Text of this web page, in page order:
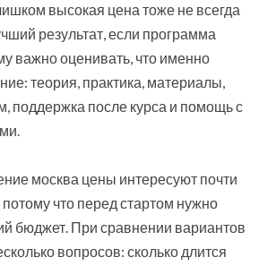
высокая цена тоже не всегда
результат, если программа
важно оценивать, что именно
теория, практика, материалы,
поддержка после курса и помощь с
москва цены интересуют почти
потому что перед стартом нужно
бюджет. При сравнении вариантов
вопросов: сколько длится